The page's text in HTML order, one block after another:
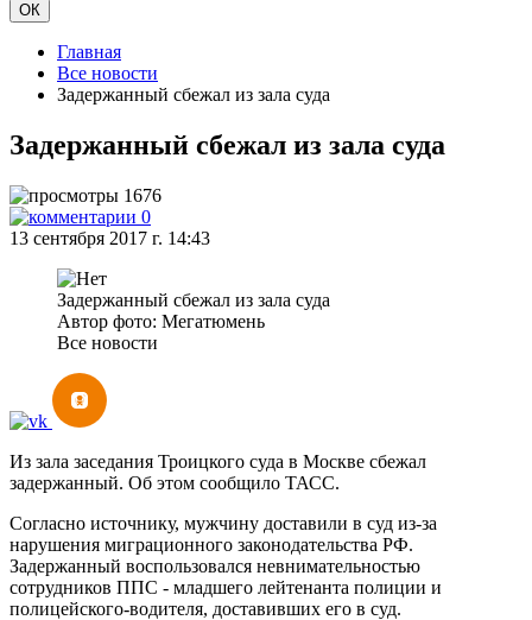
ОК
Главная
Все новости
Задержанный сбежал из зала суда
Задержанный сбежал из зала суда
1676
0
13 сентября 2017 г. 14:43
Задержанный сбежал из зала суда
Автор фото: Мегатюмень
Все новости
Из зала заседания Троицкого суда в Москве сбежал
задержанный. Об этом сообщило ТАСС.
Согласно источнику, мужчину доставили в суд из-за
нарушения миграционного законодательства РФ.
Задержанный воспользовался невнимательностью
сотрудников ППС - младшего лейтенанта полиции и
полицейского-водителя, доставивших его в суд.